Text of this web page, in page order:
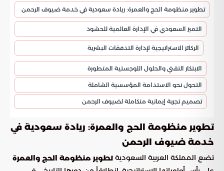
تطوير منظومة الحج والعمرة: ريادة سعودية في خدمة ضيوف الرحمن
التميز السعودي في الإدارة العالمية للحشود
الركائز الاستراتيجية لإدارة التدفقات البشرية
الابتكار التقني والحلول اللوجستية المتطورة
التحول نحو الاستدامة المؤسسية الشاملة
تصميم تجربة إيمانية متكاملة لضيوف الرحمن
تطوير منظومة الحج والعمرة: ريادة سعودية في
خدمة ضيوف الرحمن
تضع المملكة العربية السعوديةتطوير منظومة الحج والعمرة